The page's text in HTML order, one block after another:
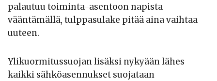
palautuu toiminta-asentoon napista
vääntämällä, tulppasulake pitää aina vaihtaa
uuteen.
Ylikuormitussuojan lisäksi nykyään lähes
kaikki sähköasennukset suojataan